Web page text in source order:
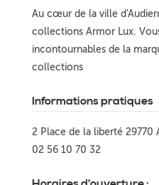
Au cœur de la ville
collections Armor Lux.
incontournables de la
collections
Informations pratiques
2 Place de la liberté 29770
02 56 10 70 32